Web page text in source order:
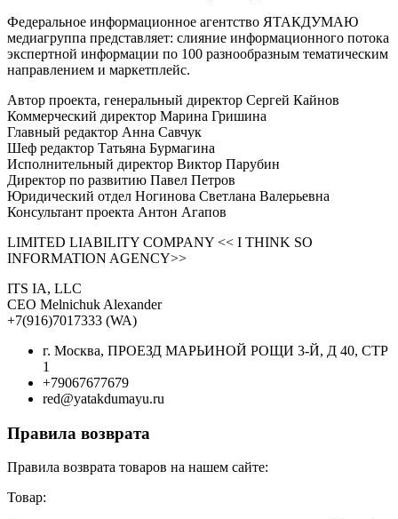
Федеральное информационное агентство ЯТАКДУМАЮ
медиагруппа представляет: слияние информационного потока
экспертной информации по 100 разнообразным тематическим
направлением и маркетплейс.
Автор проекта, генеральный директор Сергей Кайнов
Коммерческий директор Марина Гришина
Главный редактор Анна Савчук
Шеф редактор Татьяна Бурмагина
Исполнительный директор Виктор Парубин
Директор по развитию Павел Петров
Юридический отдел Ногинова Светлана Валерьевна
Консультант проекта Антон Агапов
LIMITED LIABILITY COMPANY << I THINK SO
INFORMATION AGENCY>>
ITS IA, LLC
CEO Melnichuk Alexander
+7(916)7017333 (WA)
г. Москва, ПРОЕЗД МАРЬИНОЙ РОЩИ 3-Й, Д 40, СТР
1
+79067677679
red@yatakdumayu.ru
Правила возврата
Правила возврата товаров на нашем сайте:
Товар: